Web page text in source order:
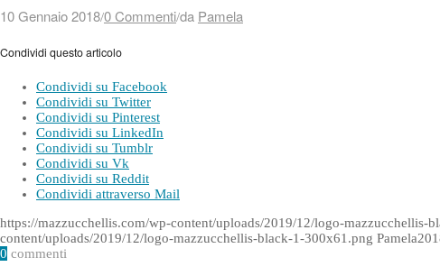
10 Gennaio 2018/0 Commenti/da Pamela
Condividi questo articolo
Condividi su Facebook
Condividi su Twitter
Condividi su Pinterest
Condividi su LinkedIn
Condividi su Tumblr
Condividi su Vk
Condividi su Reddit
Condividi attraverso Mail
https://mazzucchellis.com/wp-content/uploads/2019/12/logo-mazzucchellis-
content/uploads/2019/12/logo-mazzucchellis-black-1-300x61.png Pamela
0 commenti